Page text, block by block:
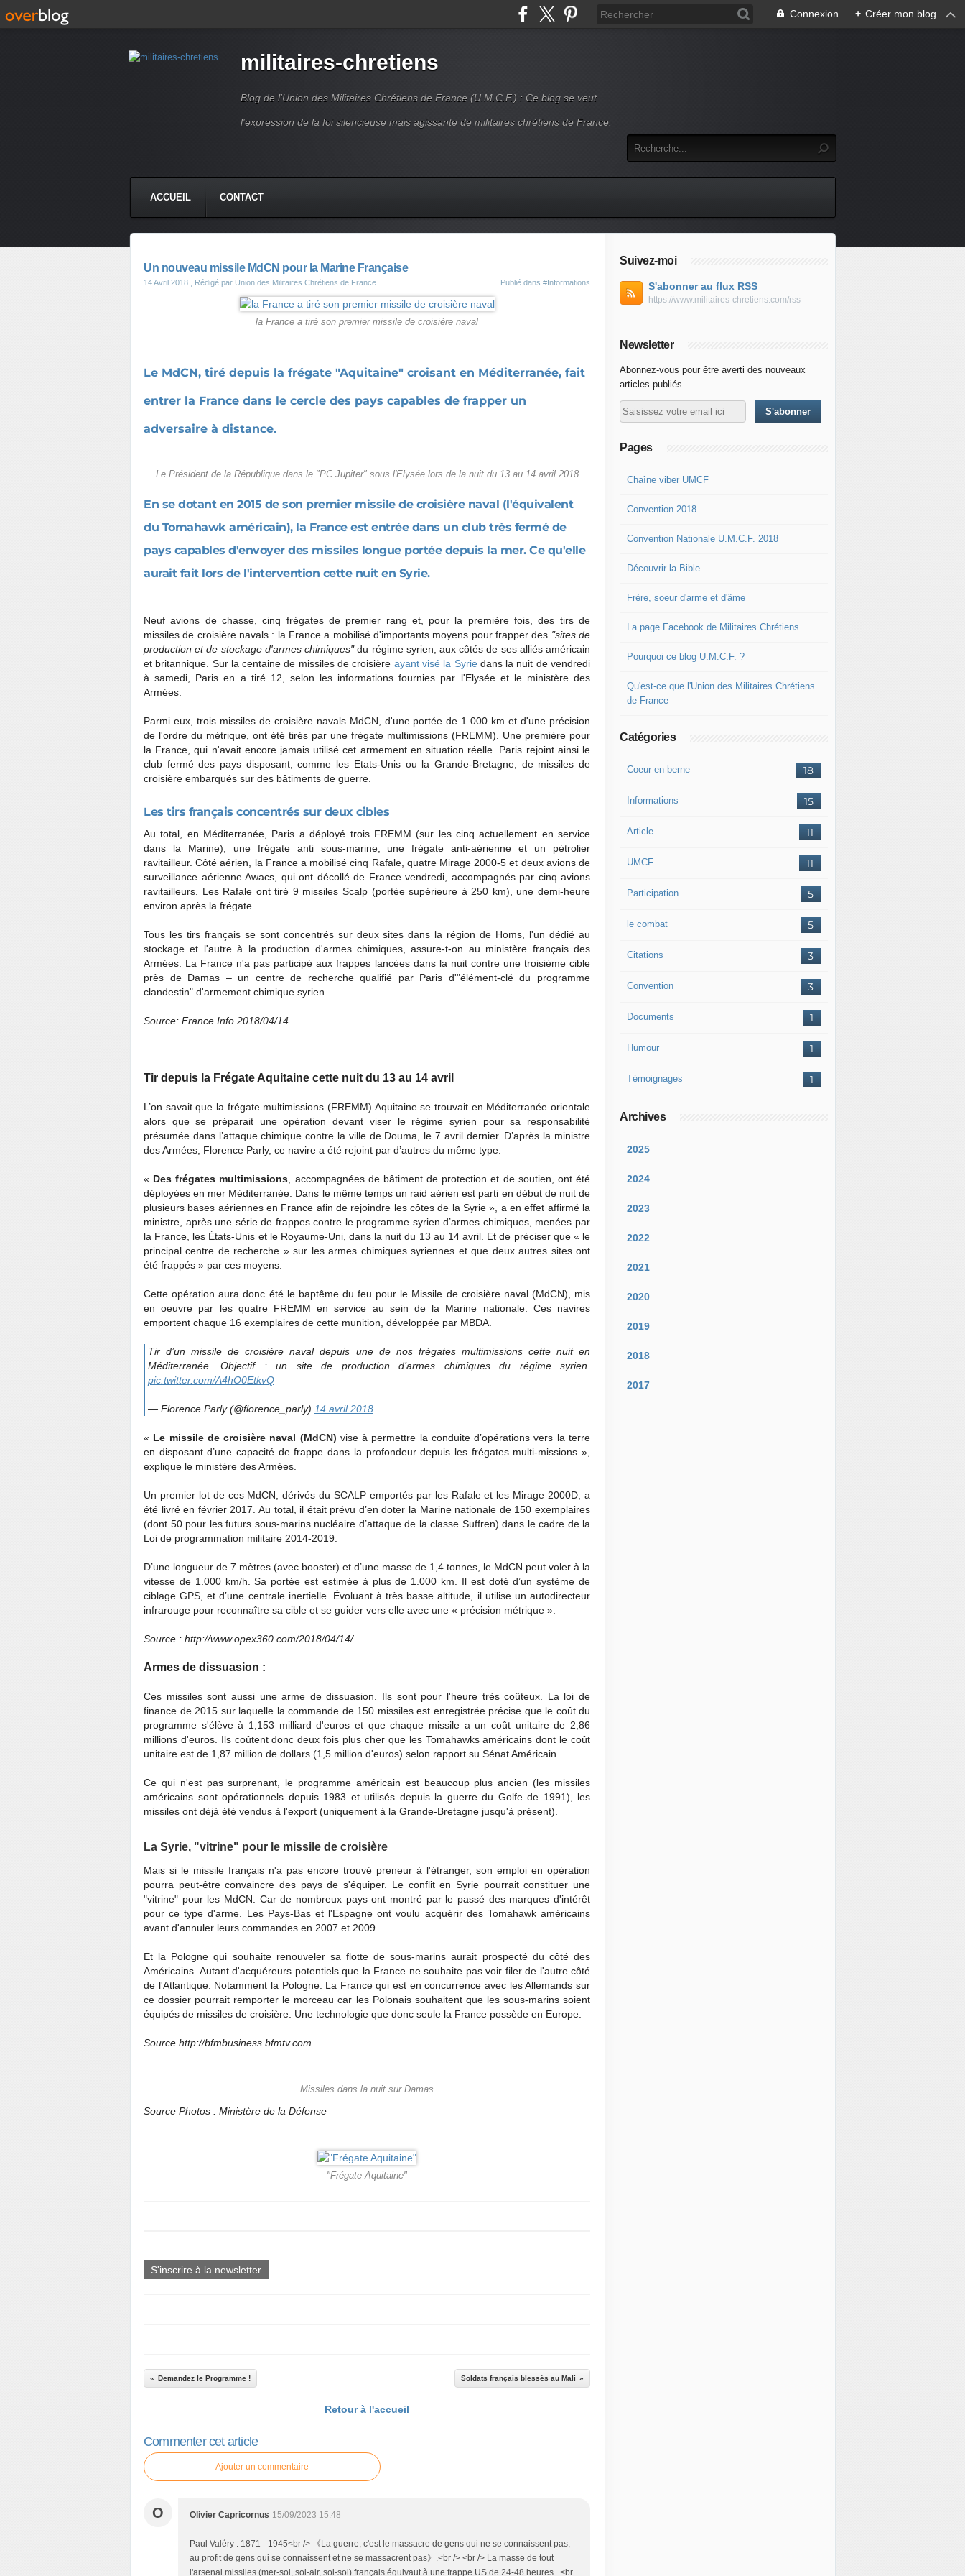
Connexion + Créer mon blog
militaires-chretiens
Blog de l'Union des Militaires Chrétiens de France (U.M.C.F.) : Ce blog se veut
l'expression de la foi silencieuse mais agissante de militaires chrétiens de France.
ACCUEIL CONTACT
Un nouveau missile MdCN pour la Marine Française
14 Avril 2018 , Rédigé par Union des Militaires Chrétiens de France Publié dans #Informations
la France a tiré son premier missile de croisière naval
Le MdCN, tiré depuis la frégate "Aquitaine" croisant en Méditerranée, fait
entrer la France dans le cercle des pays capables de frapper un
adversaire à distance.
Le Président de la République dans le "PC Jupiter" sous l'Elysée lors de la nuit du 13 au 14 avril 2018
En se dotant en 2015 de son premier missile de croisière naval (l'équivalent
du Tomahawk américain), la France est entrée dans un club très fermé de
pays capables d'envoyer des missiles longue portée depuis la mer. Ce qu'elle
aurait fait lors de l'intervention cette nuit en Syrie.
Neuf avions de chasse, cinq frégates de premier rang et, pour la première fois, des tirs de
missiles de croisière navals : la France a mobilisé d'importants moyens pour frapper des "sites de
production et de stockage d'armes chimiques"du régime syrien, aux côtés de ses alliés américain
et britannique. Sur la centaine de missiles de croisière ayant visé la Syrie dans la nuit de vendredi
à samedi, Paris en a tiré 12, selon les informations fournies par l'Elysée et le ministère des
Armées.
Parmi eux, trois missiles de croisière navals MdCN, d'une portée de 1 000 km et d'une précision
de l'ordre du métrique, ont été tirés par une frégate multimissions (FREMM). Une première pour
la France, qui n'avait encore jamais utilisé cet armement en situation réelle. Paris rejoint ainsi le
club fermé des pays disposant, comme les Etats-Unis ou la Grande-Bretagne, de missiles de
croisière embarqués sur des bâtiments de guerre.
Les tirs français concentrés sur deux cibles
Au total, en Méditerranée, Paris a déployé trois FREMM (sur les cinq actuellement en service
dans la Marine), une frégate anti sous-marine, une frégate anti-aérienne et un pétrolier
ravitailleur. Côté aérien, la France a mobilisé cinq Rafale, quatre Mirage 2000-5 et deux avions de
surveillance aérienne Awacs, qui ont décollé de France vendredi, accompagnés par cinq avions
ravitailleurs. Les Rafale ont tiré 9 missiles Scalp (portée supérieure à 250 km), une demi-heure
environ après la frégate.
Tous les tirs français se sont concentrés sur deux sites dans la région de Homs, l'un dédié au
stockage et l'autre à la production d'armes chimiques, assure-t-on au ministère français des
Armées. La France n'a pas participé aux frappes lancées dans la nuit contre une troisième cible
près de Damas – un centre de recherche qualifié par Paris d'"élément-clé du programme
clandestin" d'armement chimique syrien.
Source: France Info 2018/04/14
Tir depuis la Frégate Aquitaine cette nuit du 13 au 14 avril
L’on savait que la frégate multimissions (FREMM) Aquitaine se trouvait en Méditerranée orientale
alors que se préparait une opération devant viser le régime syrien pour sa responsabilité
présumée dans l’attaque chimique contre la ville de Douma, le 7 avril dernier. D’après la ministre
des Armées, Florence Parly, ce navire a été rejoint par d’autres du même type.
« Des frégates multimissions , accompagnées de bâtiment de protection et de soutien, ont été
déployées en mer Méditerranée. Dans le même temps un raid aérien est parti en début de nuit de
plusieurs bases aériennes en France afin de rejoindre les côtes de la Syrie », a en effet affirmé la
ministre, après une série de frappes contre le programme syrien d’armes chimiques, menées par
la France, les États-Unis et le Royaume-Uni, dans la nuit du 13 au 14 avril. Et de préciser que « le
principal centre de recherche » sur les armes chimiques syriennes et que deux autres sites ont
été frappés » par ces moyens.
Cette opération aura donc été le baptême du feu pour le Missile de croisière naval (MdCN), mis
en oeuvre par les quatre FREMM en service au sein de la Marine nationale. Ces navires
emportent chaque 16 exemplaires de cette munition, développée par MBDA.
Tir d’un missile de croisière naval depuis une de nos frégates multimissions cette nuit en
Méditerranée. Objectif : un site de production d’armes chimiques du régime syrien.
pic.twitter.com/A4hO0EtkvQ
— Florence Parly (@florence_parly) 14 avril 2018
« Le missile de croisière naval (MdCN) vise à permettre la conduite d’opérations vers la terre
en disposant d’une capacité de frappe dans la profondeur depuis les frégates multi-missions »,
explique le ministère des Armées.
Un premier lot de ces MdCN, dérivés du SCALP emportés par les Rafale et les Mirage 2000D, a
été livré en février 2017. Au total, il était prévu d’en doter la Marine nationale de 150 exemplaires
(dont 50 pour les futurs sous-marins nucléaire d’attaque de la classe Suffren) dans le cadre de la
Loi de programmation militaire 2014-2019.
D’une longueur de 7 mètres (avec booster) et d’une masse de 1,4 tonnes, le MdCN peut voler à la
vitesse de 1.000 km/h. Sa portée est estimée à plus de 1.000 km. Il est doté d’un système de
ciblage GPS, et d’une centrale inertielle. Évoluant à très basse altitude, il utilise un autodirecteur
infrarouge pour reconnaître sa cible et se guider vers elle avec une « précision métrique ».
Source : http://www.opex360.com/2018/04/14/
Armes de dissuasion :
Ces missiles sont aussi une arme de dissuasion. Ils sont pour l'heure très coûteux. La loi de
finance de 2015 sur laquelle la commande de 150 missiles est enregistrée précise que le coût du
programme s'élève à 1,153 milliard d'euros et que chaque missile a un coût unitaire de 2,86
millions d'euros. Ils coûtent donc deux fois plus cher que les Tomahawks américains dont le coût
unitaire est de 1,87 million de dollars (1,5 million d'euros) selon rapport su Sénat Américain
Ce qui n'est pas surprenant, le programme américain est beaucoup plus ancien (les missiles
américains sont opérationnels depuis 1983 et utilisés depuis la guerre du Golfe de 1991), les
missiles ont déjà été vendus à l'export (uniquement à la Grande-Bretagne jusqu'à présent).
La Syrie, "vitrine" pour le missile de croisière
Mais si le missile français n'a pas encore trouvé preneur à l'étranger, son emploi en opération
pourra peut-être convaincre des pays de s'équiper. Le conflit en Syrie pourrait constituer une
"vitrine" pour les MdCN. Car de nombreux pays ont montré par le passé des marques d'intérêt
pour ce type d'arme. Les Pays-Bas et l'Espagne ont voulu acquérir des Tomahawk américains
avant d'annuler leurs commandes en 2007 et 2009.
Et la Pologne qui souhaite renouveler sa flotte de sous-marins aurait prospecté du côté des
Américains. Autant d'acquéreurs potentiels que la France ne souhaite pas voir filer de l'autre côté
de l'Atlantique. Notamment la Pologne. La France qui est en concurrence avec les Allemands sur
ce dossier pourrait remporter le morceau car les Polonais souhaitent que les sous-marins soient
équipés de missiles de croisière. Une technologie que donc seule la France possède en Europe.
Source http://bfmbusiness.bfmtv.com
Missiles dans la nuit sur Damas
Source Photos : Ministère de la Défense
"Frégate Aquitaine"
S'inscrire à la newsletter
Demandez le Programme ! Soldats français blessés au Mali
Retour à l'accueil
Commenter cet article
Ajouter un commentaire
O Olivier Capricornus 15/09/2023 15:48
Paul Valéry : 1871 - 1945<br /> 《La guerre, c'est le massacre de gens qui ne se connaissent pas,
au profit de gens qui se connaissent et ne se massacrent pas》.<br /> <br /> La masse de tout
l'arsenal missiles (mer-sol, sol-air, sol-sol) français équivaut à une frappe US de 24-48 heures...<br
Suivez-moi
S'abonner au flux RSS
https://www.militaires-chretiens.com/rss
Newsletter
Abonnez-vous pour être averti des nouveaux
articles publiés.
Pages
Chaîne viber UMCF
Convention 2018
Convention Nationale U.M.C.F. 2018
Découvrir la Bible
Frère, soeur d'arme et d'âme
La page Facebook de Militaires Chrétiens
Pourquoi ce blog U.M.C.F. ?
Qu'est-ce que l'Union des Militaires Chrétiens
de France
Catégories
18
Coeur en berne
15
Informations
11
Article
11
UMCF
5
Participation
5
le combat
3
Citations
3
Convention
1
Documents
1
Humour
1
Témoignages
Archives
2025
2024
2023
2022
2021
2020
2019
2018
2017